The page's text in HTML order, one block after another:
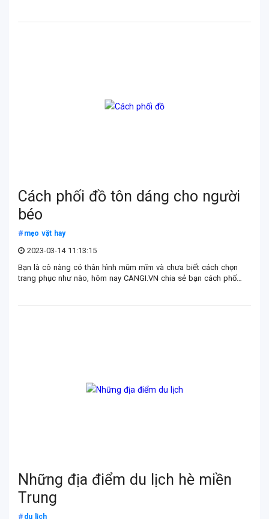
Cách phối đồ tôn dáng cho người
béo
mẹo vặt hay
2023-03-14 11:13:15
Bạn là cô nàng có thân hình mũm mĩm và chưa biết cách chọn
trang phục như nào, hôm nay CANGI.VN chia sẻ bạn cách phối
Những địa điểm du lịch hè miền
Trung
du lịch